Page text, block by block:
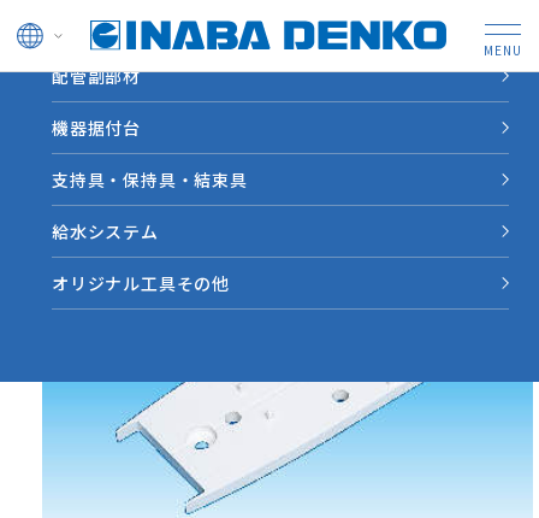
ドレン管
配管副部材
機器据付台
支持具・保持具・結束具
給水システム
オリジナル工具その他
HOME 製品情報 【JDRS】JDR用スペーサー